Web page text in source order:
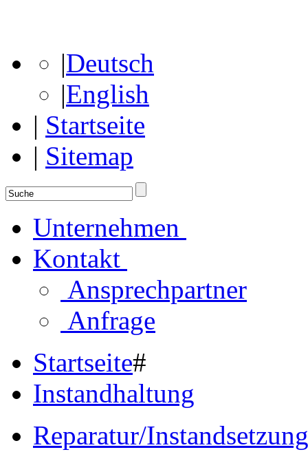
|Deutsch
|English
| Startseite
| Sitemap
Unternehmen
Kontakt
Ansprechpartner
Anfrage
Startseite#
Instandhaltung
Reparatur/Instandsetzung